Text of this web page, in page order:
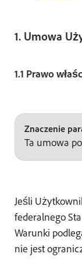
1. Umowa
1.1 Prawo
Znaczenie
Ta umowa
Jeśli
federalnego
Warunki
nie jest